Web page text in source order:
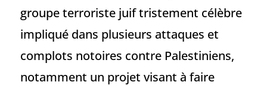
groupe terroriste juif tristement célèbre
impliqué dans plusieurs attaques et
complots notoires contre Palestiniens,
notamment un projet visant à faire